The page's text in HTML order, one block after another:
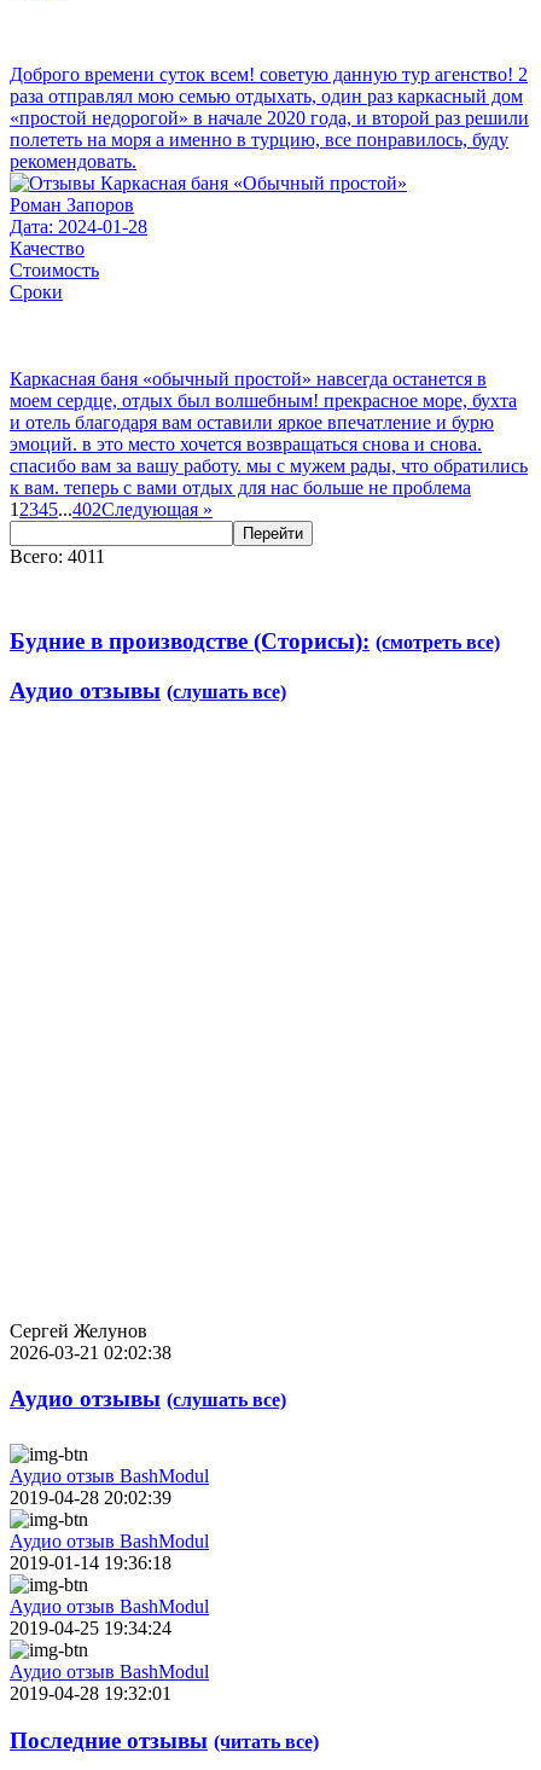
Доброго времени суток всем! советую данную тур агенство! 2
раза отправлял мою семью отдыхать, один раз каркасный дом
«простой недорогой» в начале 2020 года, и второй раз решили
полететь на моря а именно в турцию, все понравилось, буду
рекомендовать.
Роман Запоров
Дата: 2024-01-28
Качество
Стоимость
Сроки
Каркасная баня «обычный простой» навсегда останется в
моем сердце, отдых был волшебным! прекрасное море, бухта
и отель благодаря вам оставили яркое впечатление и бурю
эмоций. в это место хочется возвращаться снова и снова.
спасибо вам за вашу работу. мы с мужем рады, что обратились
к вам. теперь с вами отдых для нас больше не проблема
1 2345...402Следующая »
Перейти
Всего: 4011
Будние в производстве (Сторисы): (смотреть все)
Аудио отзывы (слушать все)
Сергей Желунов
2026-03-21 02:02:38
Аудио отзывы (слушать все)
Аудио отзыв BashModul
2019-04-28 20:02:39
Аудио отзыв BashModul
2019-01-14 19:36:18
Аудио отзыв BashModul
2019-04-25 19:34:24
Аудио отзыв BashModul
2019-04-28 19:32:01
Последние отзывы (читать все)